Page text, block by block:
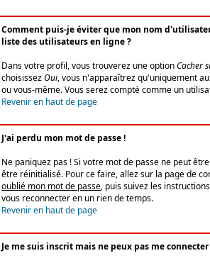
Comment puis-je éviter que mon nom
liste des utilisateurs en ligne ?
Dans votre profil, vous trouverez une optionCacher
choisissezOui, vous n'apparaîtrez qu'uniquement
ou vous-même. Vous serez compté comme un
Revenir en haut de page
J'ai perdu mon mot de passe !
Ne paniquez pas ! Si votre mot de passe ne peut
être réinitialisé. Pour ce faire, allez sur la page de
oublié mon mot de passe, puis suivez les
vous reconnecter en un rien de temps.
Revenir en haut de page
Je me suis inscrit mais ne peux pas me connecter